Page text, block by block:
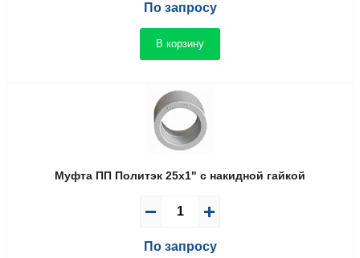
По запросу
В корзину
Муфта ПП Политэк 25x1" с накидной гайкой
По запросу